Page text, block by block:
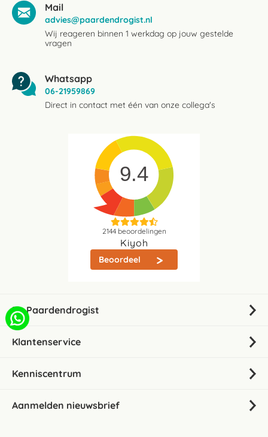
Mail
advies@paardendrogist.nl
Wij reageren binnen 1 werkdag op jouw gestelde
vragen
Whatsapp
06-21959869
Direct in contact met één van onze collega's
9.4
2144beoordelingen
Kiyoh
Beoordeel
De Paardendrogist
Klantenservice
Kenniscentrum
Aanmelden nieuwsbrief